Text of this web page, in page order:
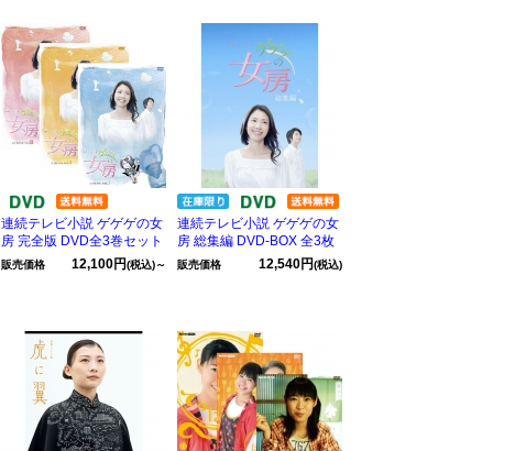
連続テレビ小説 ゲゲゲの女
房 完全版 DVD全3巻セット
販売価格 12,100円(税込)～
連続テレビ小説 ゲゲゲの女
房 総集編 DVD-BOX 全3枚
販売価格 12,540円(税込)